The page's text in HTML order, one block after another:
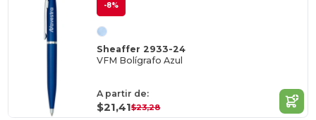
-8%
Sheaffer 2933-24
VFM Bolígrafo Azul
A partir de:
$21,41$23,28